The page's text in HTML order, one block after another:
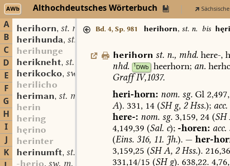
AWb Althochdeutsches Wörterbuch
A
B
C
D
E
F
G
H
I
J
K
herihorn, st. n.
herihunda, st. f.
herihunge
herikneht, st. m.
herikocko, sw. m.
herilicho
heriman, st. m.
herin
hering
hęrino
herinter
herinumft, st. f.
-herio, sw. m.
Bd. 4, Sp. 981 herihorn, st. n. bis
herihorn st. n., mhd. here-,
nhd.
1DWb heerhorn; an.
GraffIV,1037.
heri-horn: nom.sg.Gl
A). 331, 14(SHg,2Hss.); acc.
here-: nom.sg.3,159, 24(SH
4,149,39 (Sal.c); -horen: acc.
(Eins.316,11.Jh.). — her-
3,159,25 (SHA,2Hss.). 216,36
331,14/15 (SHg). 638,22.